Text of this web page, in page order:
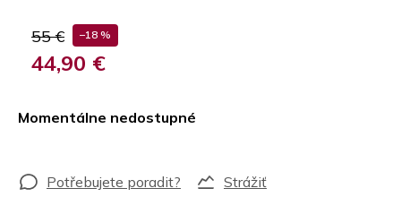
55 € –18 %
44,90 €
Momentálne nedostupné
Strážiť